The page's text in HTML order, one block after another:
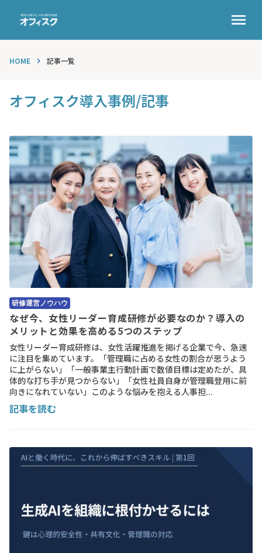
menu
HOME keyboard_arrow_right 記事一覧
オフィスク導入事例/記事
keyboard_arrow_left play_arrow keyboard_arrow_right
研修運営ノウハウ
なぜ今、女性リーダー育成研修が必要なのか？導入の
メリットと効果を高める5つのステップ
女性リーダー育成研修は、女性活躍推進を掲げる企業で今、急速
に注目を集めています。「管理職に占める女性の割合が思うよう
に上がらない」「一般事業主行動計画で数値目標は定めたが、具
体的な打ち手が見つからない」「女性社員自身が管理職登用に前
向きになれていない」このような悩みを抱える人事担...
記事を読む